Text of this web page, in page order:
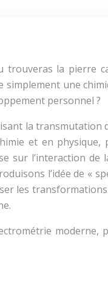
la pierre
simplement une
personnel ?
la transmutation
et en physique,
sur l’interaction de
l’idée de «
les
moderne,